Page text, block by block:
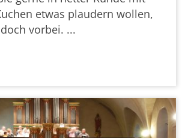
etwas plaudern wollen,
vorbei. ...